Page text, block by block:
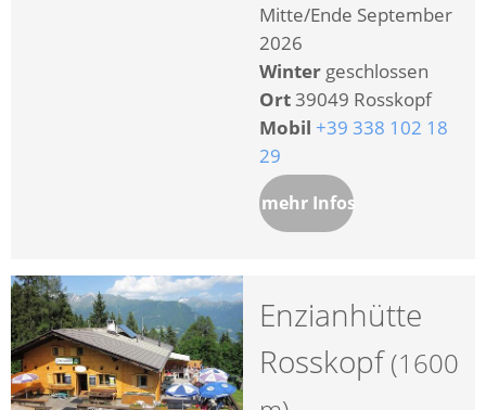
Mitte/Ende September
2026
Winter geschlossen
Ort39049 Rosskopf
Mobil +39 338 102 18
29
mehr Infos
Enzianhütte
Rosskopf(1600